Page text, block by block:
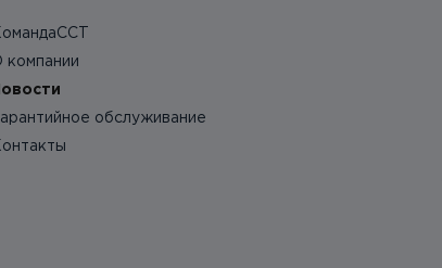
компании
обслуживание